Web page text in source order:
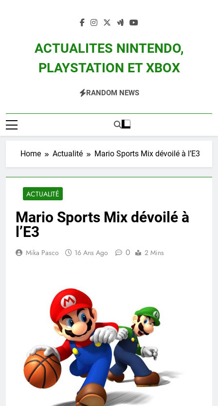
ACTUALITES NINTENDO,
PLAYSTATION ET XBOX
Zelda, Splatoon, Pokemon Entre Autres
RANDOM NEWS
Home Actualité Mario Sports Mix dévoilé à l’E3
ACTUALITÉ
Mario Sports Mix dévoilé à
l’E3
Mika Pasco 16 Ans Ago 0 2 Mins